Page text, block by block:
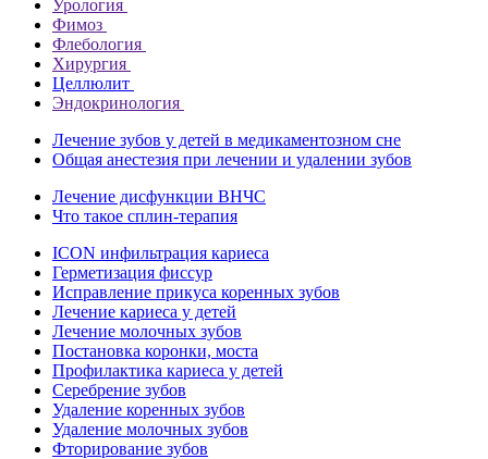
Урология
Фимоз
Флебология
Хирургия
Целлюлит
Эндокринология
Лечение зубов у детей в медикаментозном сне
Общая анестезия при лечении и удалении зубов
Лечение дисфункции ВНЧС
Что такое сплин-терапия
ICON инфильтрация кариеса
Герметизация фиссур
Исправление прикуса коренных зубов
Лечение кариеса у детей
Лечение молочных зубов
Постановка коронки, моста
Профилактика кариеса у детей
Серебрение зубов
Удаление коренных зубов
Удаление молочных зубов
Фторирование зубов